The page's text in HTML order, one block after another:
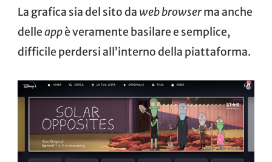
La grafica sia del sito da web browserma anche
delleappè veramente basilare e semplice,
difficile perdersi all’interno della piattaforma.